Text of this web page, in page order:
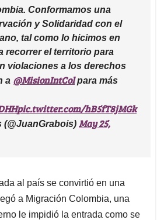
Conformamos una
y Solidaridad con el
tal como lo hicimos en
recorrer el territorio para
violaciones a los derechos
a @MisionIntColpara más
pic.twitter.com/hB5fT8jMGk
May 25,
al país se convirtió en una
a Migración Colombia, una
le impidió la entrada como se